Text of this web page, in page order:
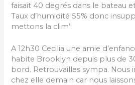
faisait 40 degrés dans le bateau
Taux d’humidité 55% donc
mettons la clim’.
A 12h30 Cecilia une amie
habite Brooklyn depuis plus de
bord. Retrouvailles sympa. Nous
chez elle demain car nous